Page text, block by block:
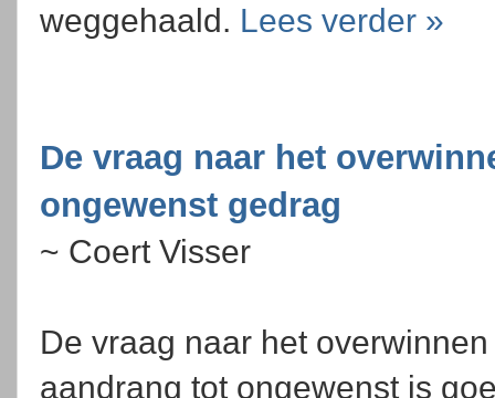
weggehaald. Lees verder »
De vraag naar het
ongewenst gedrag
~ Coert Visser
De vraag naar het
aandrang tot ongewenst is